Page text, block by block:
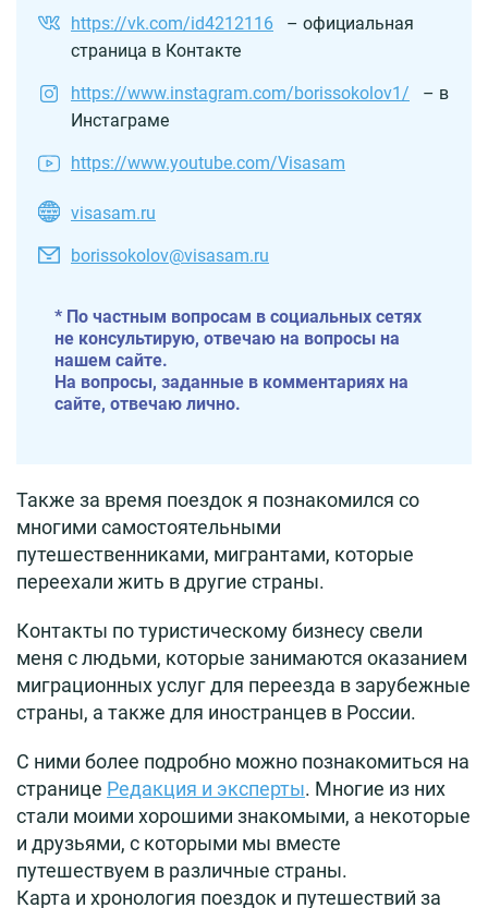
https://vk.com/id4212116
– официальная
страница в Контакте
https://www.instagram.com/borissokolov1/
– в
Инстаграме
https://www.youtube.com/Visasam
visasam.ru
borissokolov@visasam.ru
* По частным вопросам в социальных сетях
не консультирую, отвечаю на вопросы на
нашем сайте.
На вопросы, заданные в комментариях на
сайте, отвечаю лично.
Также за время поездок я познакомился со
многими самостоятельными
путешественниками, мигрантами, которые
переехали жить в другие страны.
Контакты по туристическому бизнесу свели
меня с людьми, которые занимаются оказанием
миграционных услуг для переезда в зарубежные
страны, а также для иностранцев в России.
С ними более подробно можно познакомиться на
странице Редакция и эксперты. Многие из них
стали моими хорошими знакомыми, а некоторые
и друзьями, с которыми мы вместе
путешествуем в различные страны.
Карта и хронология поездок и путешествий за